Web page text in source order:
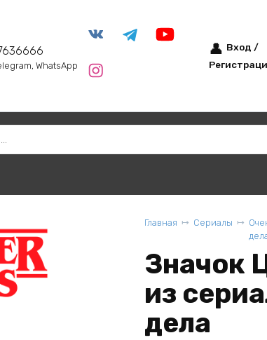
WhatsApp
Вход /
Главная Сериалы
Значок
из
дела